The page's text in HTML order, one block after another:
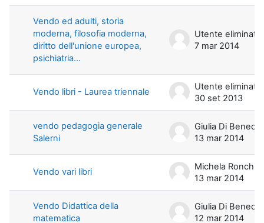
Vendo ed adulti, storia
moderna, filosofia moderna,
diritto dell'unione europea,
psichiatria...
Utente eliminato
7 mar 2014
Vendo libri - Laurea triennale
Utente eliminato
30 set 2013
vendo pedagogia generale
Salerni
13 mar 2014
Vendo vari libri
Michela Ronchi
13 mar 2014
Vendo Didattica della
matematica
12 mar 2014